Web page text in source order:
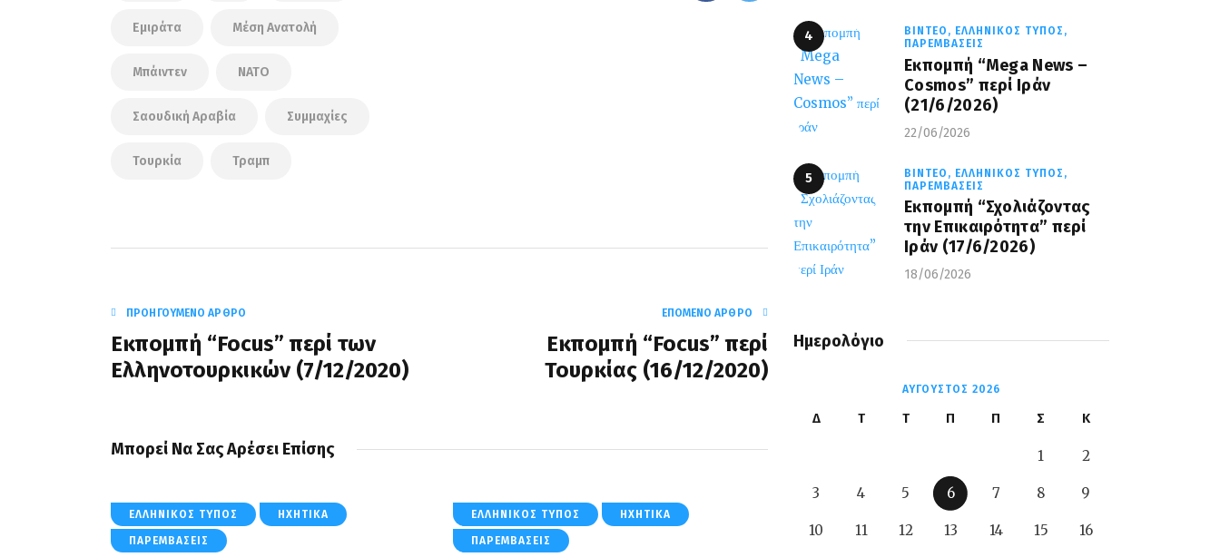
Εμιράτα Μέση Ανατολή
Μπάιντεν ΝΑΤΟ
Σαουδική Αραβία Συμμαχίες
Τουρκία Τραμπ
ΠΡΟΗΓΟΎΜΕΝΟ ΆΡΘΡΟ
Εκπομπή “Focus” περί των
Ελληνοτουρκικών (7/12/2020)
ΕΠΌΜΕΝΟ ΆΡΘΡΟ
Εκπομπή “Focus” περί
Τουρκίας (16/12/2020)
Μπορεί Να Σας Αρέσει Επίσης
ΕΛΛΗΝΙΚΌΣ ΤΎΠΟΣ ΗΧΗΤΙΚΆ
ΠΑΡΕΜΒΆΣΕΙΣ
ΕΛΛΗΝΙΚΌΣ ΤΎΠΟΣ ΗΧΗΤΙΚΆ
ΠΑΡΕΜΒΆΣΕΙΣ
ΒΊΝΤΕΟ, ΕΛΛΗΝΙΚΌΣ ΤΎΠΟΣ,
ΠΑΡΕΜΒΆΣΕΙΣ
Eκπομπή “Mega News –
Cosmos” περί Ιράν
(21/6/2026)
22/06/2026
ΒΊΝΤΕΟ, ΕΛΛΗΝΙΚΌΣ ΤΎΠΟΣ,
ΠΑΡΕΜΒΆΣΕΙΣ
Εκπομπή “Σχολιάζοντας
την Επικαιρότητα” περί
Ιράν (17/6/2026)
18/06/2026
Ημερολόγιο
ΑΎΓΟΥΣΤΟΣ 2026
Δ Τ Τ Π Π Σ Κ
1 2
3 4 5 6 7 8 9
10 11 12 13 14 15 16